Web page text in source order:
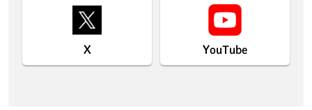
X YouTube